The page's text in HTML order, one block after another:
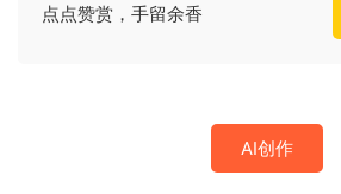
点点赞赏，手留余香
AI创作